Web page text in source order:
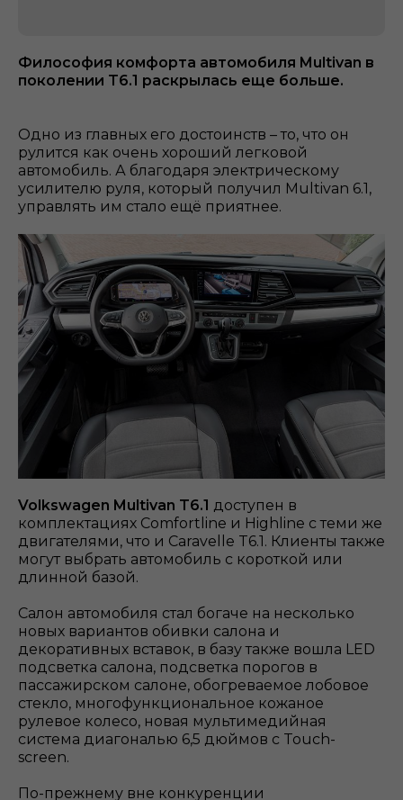
Философия комфорта автомобиля Multivan в
поколении T6.1 раскрылась еще больше.
Одно из главных его достоинств – то, что он
рулится как очень хороший легковой
автомобиль. А благодаря электрическому
усилителю руля, который получил Multivan 6.1,
управлять им стало ещё приятнее.
Volkswagen Multivan T6.1 доступен в
комплектациях Comfortline и Highline с теми же
двигателями, что и Caravelle T6.1. Клиенты также
могут выбрать автомобиль с короткой или
длинной базой.
Салон автомобиля стал богаче на несколько
новых вариантов обивки салона и
декоративных вставок, в базу также вошла LED
подсветка салона, подсветка порогов в
пассажирском салоне, обогреваемое лобовое
стекло, многофункциональное кожаное
рулевое колесо, новая мультимедийная
система диагональю 6,5 дюймов с Touch-
screen.
По-прежнему вне конкуренции